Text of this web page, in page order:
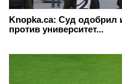
Knopka.ca: Суд одобрил
против университет...